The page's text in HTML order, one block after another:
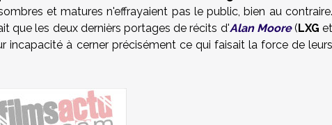
et matures n'effrayaient pas le public, bien au contraire.
que les deux dernièrs portages de récits d'Alan Moore(LXG et
incapacité à cerner précisément ce qui faisait la force de leurs